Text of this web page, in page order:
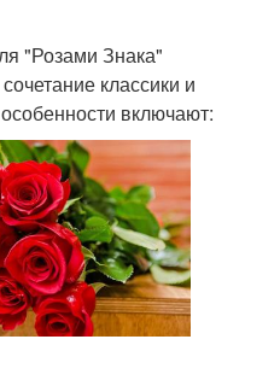
"Розами Знака"
классики и
включают: